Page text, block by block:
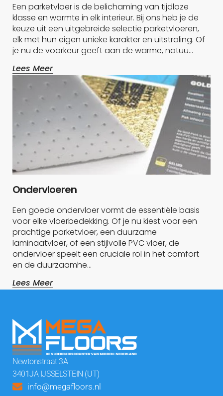
Een parketvloer is de belichaming van tijdloze
klasse en warmte in elk interieur. Bij ons heb je de
keuze uit een uitgebreide selectie parketvloeren,
elk met hun eigen unieke karakter en uitstraling. Of
je nu de voorkeur geeft aan de warme, natuu…
Lees Meer
Ondervloeren
Een goede ondervloer vormt de essentiële basis
voor elke vloerbedekking. Of je nu kiest voor een
prachtige parketvloer, een duurzame
laminaatvloer, of een stijlvolle PVC vloer, de
ondervloer speelt een cruciale rol in het comfort
en de duurzaamhe…
Lees Meer
Newtonstraat 3A
3401JA IJSSELSTEIN (UT)
info@megafloors.nl